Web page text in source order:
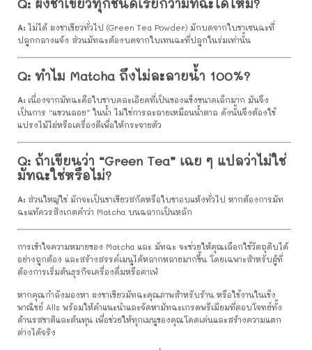
Q: ผงชาเขียวทุกชนิดเรียกว่ามัทฉะได้ไหม?
A: ไม่ได้ ผงชาเขียวทั่วไป (Green Tea Powder) มักบดจากใบชาเซนฉะที่
ปลูกกลางแจ้ง ส่วนมัทฉะต้องบดจากใบเทนฉะที่ปลูกในร่มเท่านั้น
Q: ทำไม Matcha ถึงไม่ละลายน้ำ 100%?
A: เนื่องจากมัทฉะคือใบชาบดละเอียดที่เป็นของแข็งขนาดเล็กมาก มันจึง
เป็นการ “แขวนลอย” ในน้ำ ไม่ใช่การละลายเหมือนน้ำตาล ดังนั้นจึงต้องใช้
แปรงไม้ไผ่หรือเครื่องตีเพื่อให้กระจายตัว
Q: ถ้าเขียนว่า “Green Tea” เฉย ๆ แปลว่าไม่ใช่
มัทฉะใช่หรือไม่?
A: ส่วนใหญ่ใช่ มักจะเป็นชาเขียวสกัดหรือใบชาอบแห้งทั่วไป หากต้องการมัท
ฉะแท้ควรสังเกตคำว่า Matcha บนฉลากเป็นหลัก
การเข้าใจความหมายของ Matcha และ มัทฉะ จะช่วยให้คุณเลือกใช้วัตถุดิบได้
อย่างถูกต้อง และสร้างสรรค์เมนูได้หลากหลายมากขึ้น โดยเฉพาะสำหรับผู้ที่
ต้องการเริ่มต้นธุรกิจเครื่องดื่มหรือคาเฟ่
หากคุณกำลังมองหา ผงชาเขียวมัทฉะคุณภาพสำหรับร้าน หรือใช้งานในเชิง
พาณิชย์ Alls พร้อมให้คำแนะนำและจัดหามัทฉะเกรดพรีเมียมที่ตอบโจทย์ทั้ง
ด้านรสชาติและต้นทุน เพื่อช่วยให้ทุกเมนูของคุณโดดเด่นและสร้างความแตก
ต่างได้จริง